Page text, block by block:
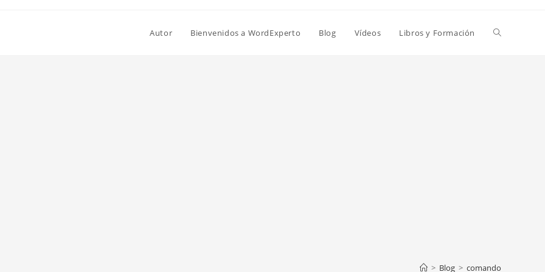
Autor Bienvenidos a WordExperto Blog Vídeos Libros y Formación Alternar
> Blog > comando